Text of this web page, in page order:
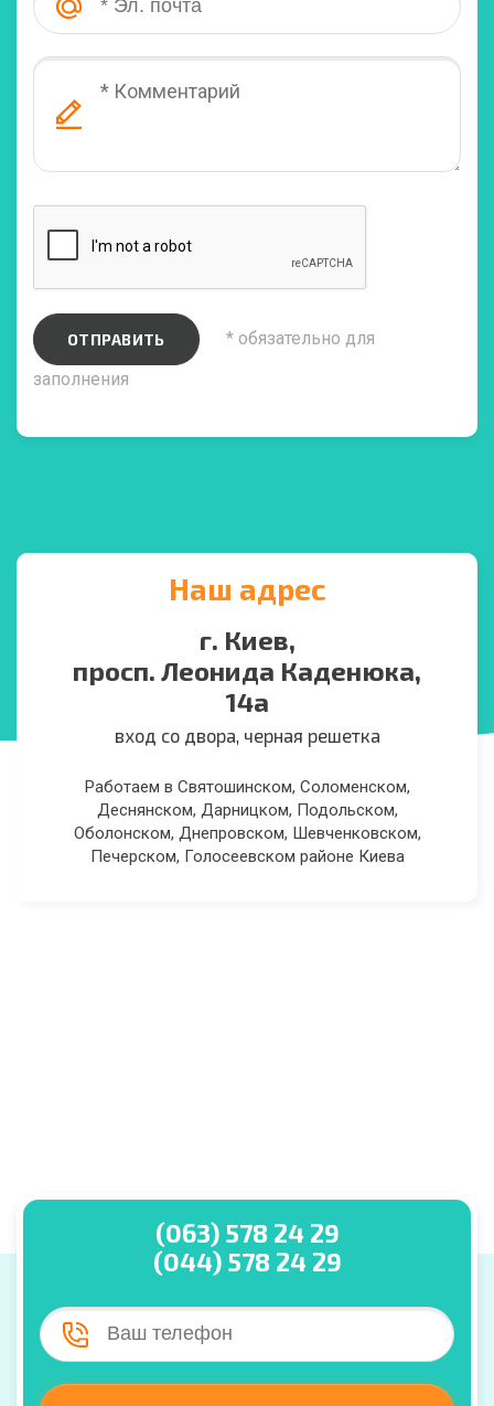
ОТПРАВИТЬ
* обязательно для
заполнения
Наш адрес
г. Киев,
просп. Леонида Каденюка,
14а
вход со двора, черная решетка
Работаем в Святошинском, Соломенском,
Деснянском, Дарницком, Подольском,
Оболонском, Днепровском, Шевченковском,
Печерском, Голосеевском районе Киева
(063) 578 24 29
(044) 578 24 29